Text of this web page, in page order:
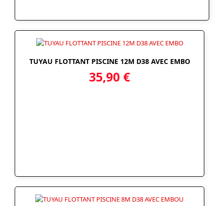
TUYAU FLOTTANT PISCINE 12M D38 AVEC EMBO
35,90 €